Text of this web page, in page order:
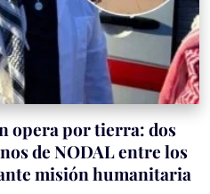
opera por tierra: dos
de NODAL entre los
misión humanitaria